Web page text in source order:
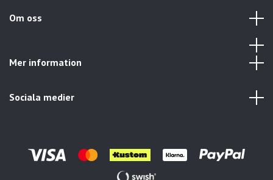
Om oss
Mer information
Sociala medier